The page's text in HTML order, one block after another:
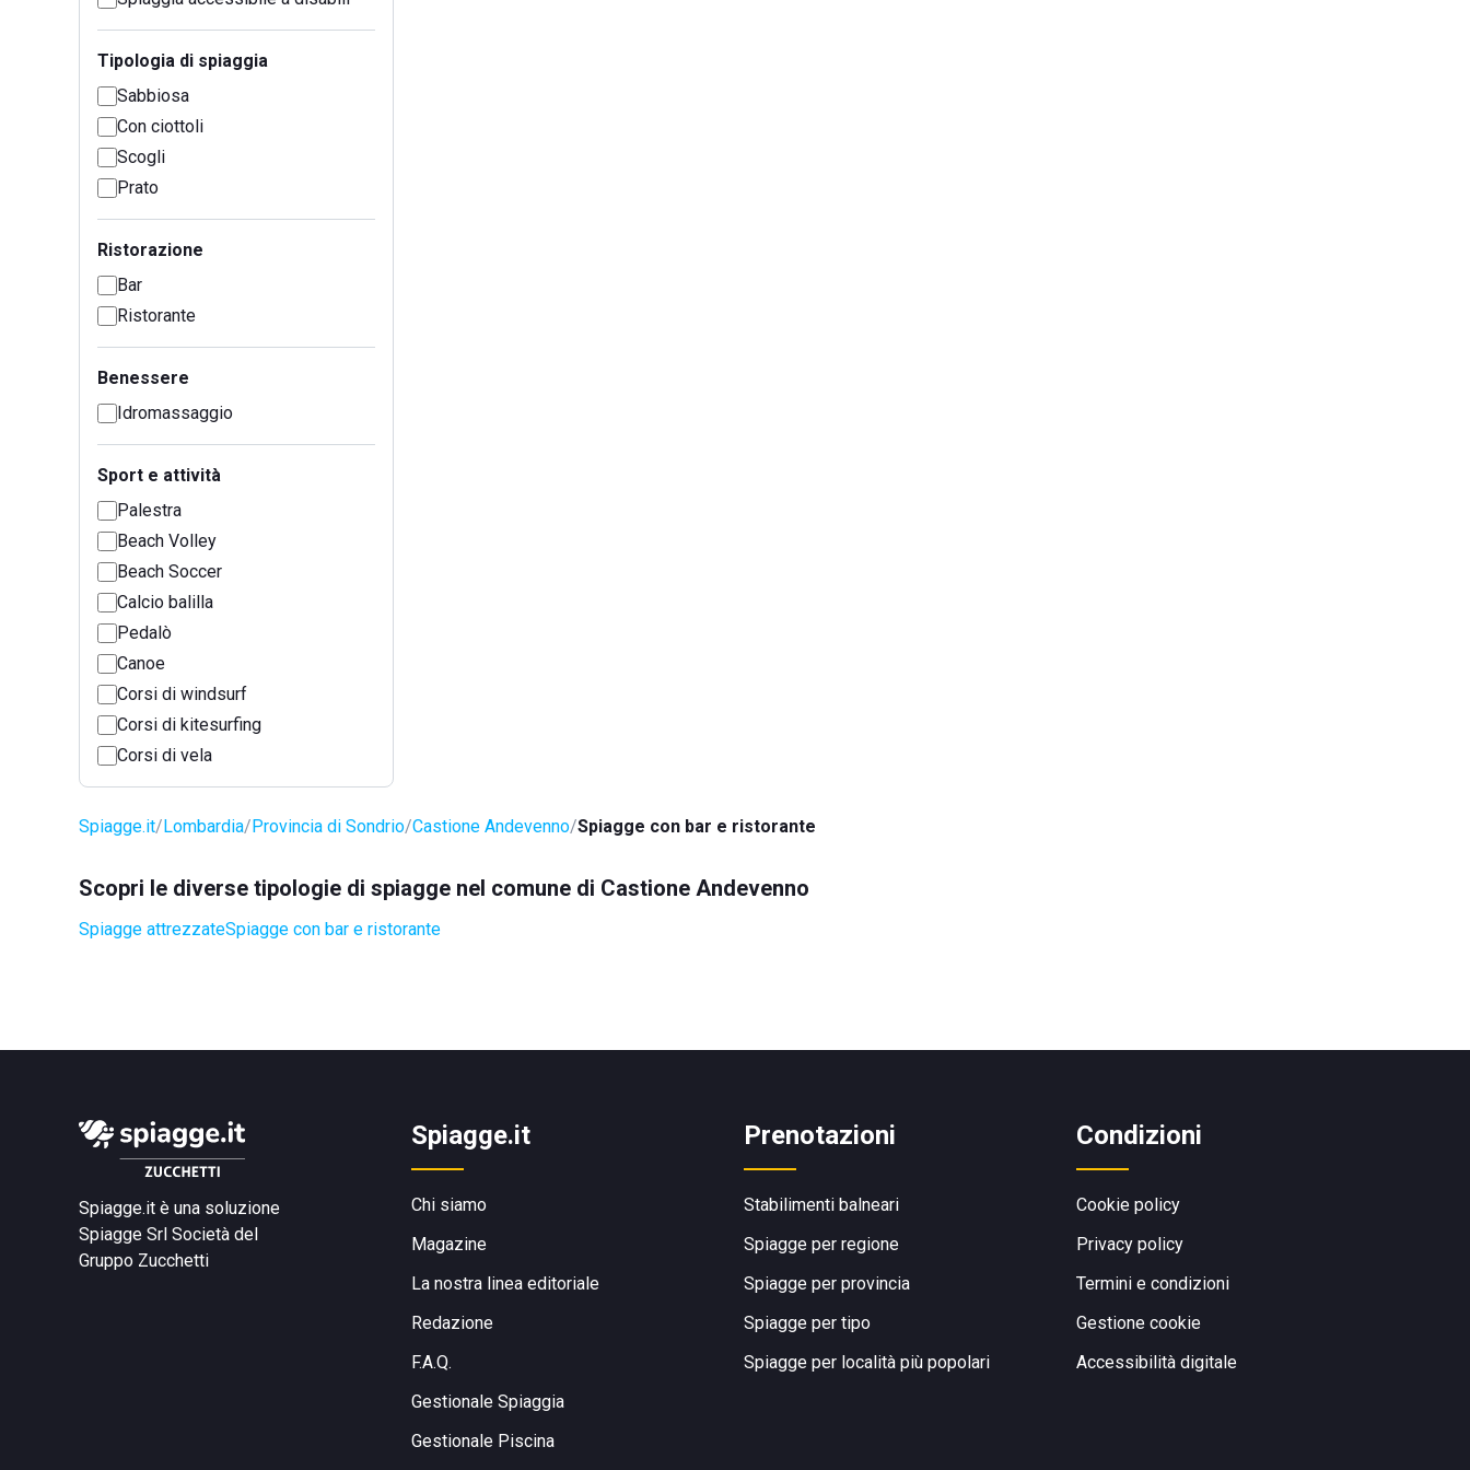
Tipologia di spiaggia
Sabbiosa
Con ciottoli
Scogli
Prato
Ristorazione
Bar
Ristorante
Benessere
Idromassaggio
Sport e attività
Palestra
Beach Volley
Beach Soccer
Calcio balilla
Pedalò
Canoe
Corsi di windsurf
Corsi di kitesurfing
Corsi di vela
Spiagge.it Lombardia Provincia di Sondrio Castione Andevenno Spiagge con bar e ristorante
Scopri le diverse tipologie di spiagge nel comune di Castione Andevenno
Spiagge attrezzateSpiagge con bar e ristorante
Spiagge.it è una soluzione
Spiagge Srl Società del
Gruppo Zucchetti
Spiagge.it
Chi siamo
Magazine
La nostra linea editoriale
Redazione
F.A.Q.
Gestionale Spiaggia
Gestionale Piscina
Prenotazioni
Stabilimenti balneari
Spiagge per regione
Spiagge per provincia
Spiagge per tipo
Spiagge per località più popolari
Condizioni
Cookie policy
Privacy policy
Termini e condizioni
Gestione cookie
Accessibilità digitale